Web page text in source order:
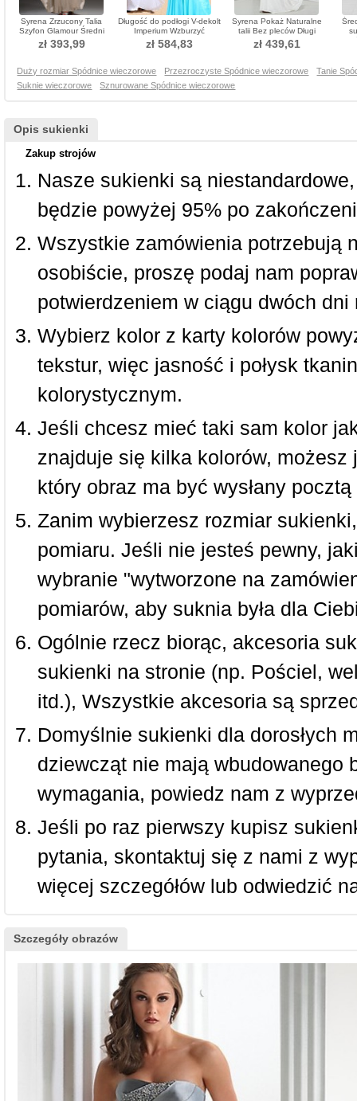
Syrena Zrzucony Talia
Szyfon Glamour Średni
Sukienka wieczorowe
zł 393,99
Długość do podłogi V-dekolt
Imperium Wzburzyć
Sukienka wieczorowe
zł 584,83
Syrena Pokaż Naturalne
talii Bez pleców Długi
Sukienka wieczorowe
zł 439,61
Duży rozmiar Spódnice wieczorowe Przezroczyste Spódnice wieczorowe
Tanie
Suknie wieczorowe
Sznurowane Spódnice wieczorowe
Opis sukienki
Zakup strojów
Nasze sukienki są
będzie powyżej 95% po
Wszystkie zamówienia potrzebują
osobiście, proszę podaj nam
potwierdzeniem w ciągu dwóch dni
Wybierz kolor z karty kolorów
tekstur, więc jasność i połysk
kolorystycznym.
Jeśli chcesz mieć taki sam kolor
znajduje się kilka kolorów,
który obraz ma być wysłany
Zanim wybierzesz rozmiar
pomiaru. Jeśli nie jesteś pewny,
wybranie "wytworzone na
pomiarów, aby suknia była dla
Ogólnie rzecz biorąc, akcesoria
sukienki na stronie (np. Pościel,
itd.), Wszystkie akcesoria są
Domyślnie sukienki dla dorosłych
dziewcząt nie mają
wymagania, powiedz nam z
Jeśli po raz pierwszy kupisz
pytania, skontaktuj się z nami z
więcej szczegółów lub odwiedzić
Szczegóły obrazów